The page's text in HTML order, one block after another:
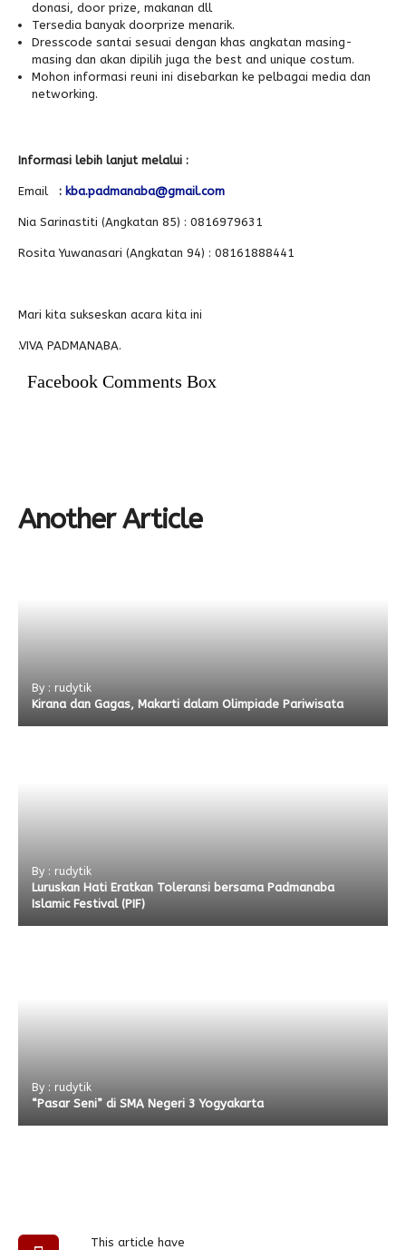
donasi, door prize, makanan dll
Tersedia banyak doorprize menarik.
Dresscode santai sesuai dengan khas angkatan masing-
masing dan akan dipilih juga the best and unique costum.
Mohon informasi reuni ini disebarkan ke pelbagai media dan
networking.
Informasi lebih lanjut melalui :
Email: kba.padmanaba@gmail.com
Nia Sarinastiti (Angkatan 85) : 0816979631
Rosita Yuwanasari (Angkatan 94) : 08161888441
Mari kita sukseskan acara kita ini
.VIVA PADMANABA.
Facebook Comments Box
Another Article
By : rudytik
Kirana dan Gagas, Makarti dalam Olimpiade Pariwisata
By : rudytik
Luruskan Hati Eratkan Toleransi bersama Padmanaba
Islamic Festival (PIF)
By : rudytik
“Pasar Seni” di SMA Negeri 3 Yogyakarta
This article have